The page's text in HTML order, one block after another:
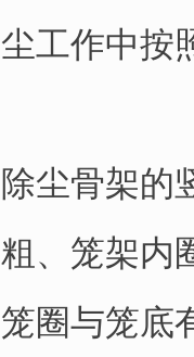
尘工作中按
除尘骨架的
粗、笼架内
笼圈与笼底